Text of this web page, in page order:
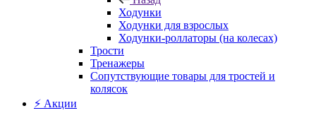
Ходунки
Ходунки для взрослых
Ходунки-роллаторы (на колесах)
Трости
Тренажеры
Сопутствующие товары для тростей и
колясок
⚡ Акции